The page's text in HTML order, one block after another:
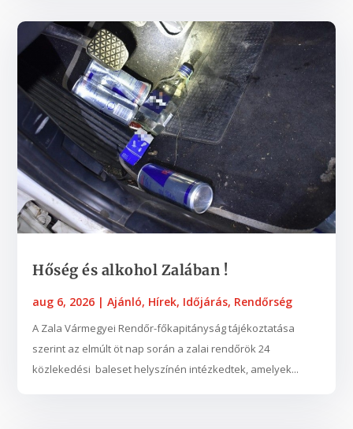
Hőség és alkohol Zalában !
aug 6, 2026 |Ajánló, Hírek, Időjárás, Rendőrség
A Zala Vármegyei Rendőr-főkapitányság tájékoztatása
szerint az elmúlt öt nap során a zalai rendőrök 24
közlekedési baleset helyszínén intézkedtek, amelyek...